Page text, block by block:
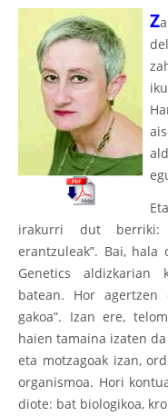
Z
irakurri dut berriki:
erantzuleak”. Bai,
Genetics aldizkarian
batean. Hor agertzen
gakoa”. Izan ere,
haien tamaina izaten
eta motzagoak izan,
organismoa. Hori
diote: bat biologikoa,